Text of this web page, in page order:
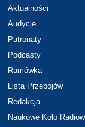
Aktualności
Audycje
Patronaty
Podcasty
Ramówka
Lista Przebojów
Redakcja
Naukowe Koło